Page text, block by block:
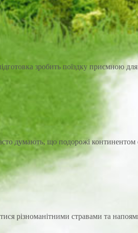
зробить поїздку приємною для
думають, що подорожі
різноманітними стравами та